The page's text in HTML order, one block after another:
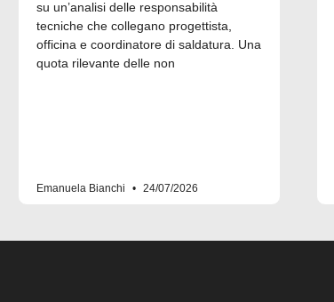
su un’analisi delle responsabilità
tecniche che collegano progettista,
officina e coordinatore di saldatura. Una
quota rilevante delle non
Emanuela Bianchi 24/07/2026